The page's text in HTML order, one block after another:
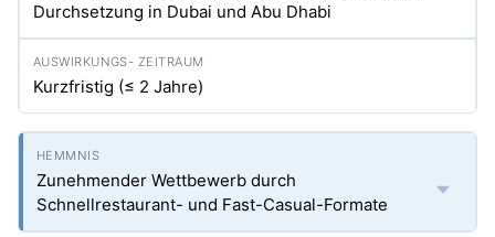
Durchsetzung in Dubai und Abu Dhabi
Kurzfristig (≤ 2 Jahre)
Zunehmender Wettbewerb durch
Schnellrestaurant- und Fast-Casual-Formate